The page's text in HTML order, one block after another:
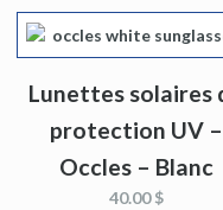
Lunettes solaires
protection UV –
Occles – Blanc
40.00 $